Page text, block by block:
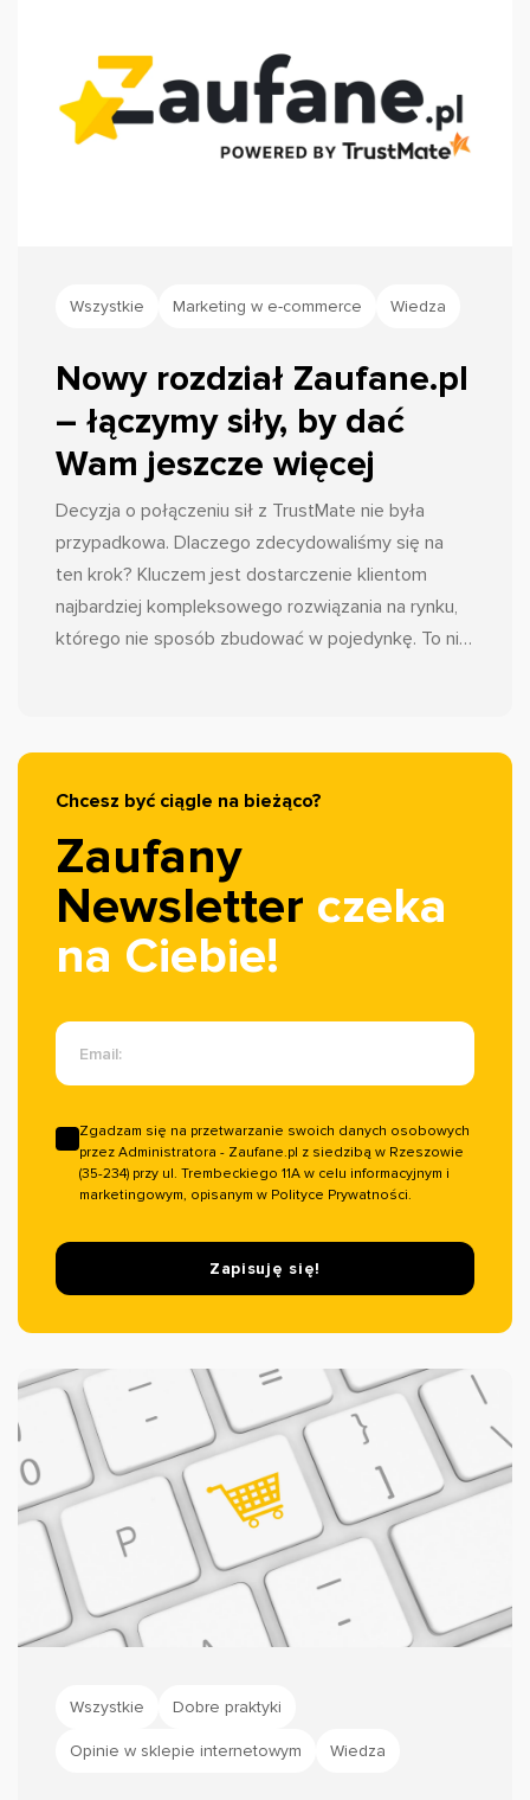
Wszystkie Marketing w e-commerce Wiedza
Nowy rozdział Zaufane.pl
– łączymy siły, by dać
Wam jeszcze więcej
Decyzja o połączeniu sił z TrustMate nie była
przypadkowa. Dlaczego zdecydowaliśmy się na
ten krok? Kluczem jest dostarczenie klientom
najbardziej kompleksowego rozwiązania na rynku,
którego nie sposób zbudować w pojedynkę. To nie
klienci, stajecie się częścią największego
Chcesz być ciągle na bieżąco?
Zaufany
Newsletter czeka
na Ciebie!
Email:
Zgadzam się na przetwarzanie swoich danych osobowych
przez Administratora - Zaufane.pl z siedzibą w Rzeszowie
(35-234) przy ul. Trembeckiego 11A w celu informacyjnym i
marketingowym, opisanym w Polityce Prywatności.
Zapisuję się!
Wszystkie Dobre praktyki
Opinie w sklepie internetowym Wiedza